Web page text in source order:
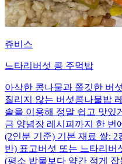
쥬비스
느타리버섯 콩 주먹밥
아삭한 콩나물과 쫄깃한 버
질리지 않는 버섯콩나물밥
솥을 이용해 정말 쉽고 맛있
금 양념장 레시피까지 한 번
(2인분 기준) 기본 재료 쌀: 2
반) 표고버섯 또는 느타리버
(평소 밥물보다 약간 적게